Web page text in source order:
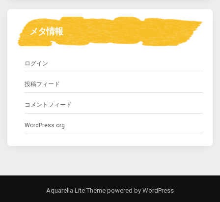
メタ情報
ログイン
投稿フィード
コメントフィード
WordPress.org
Aquarella Lite Theme powered by WordPress